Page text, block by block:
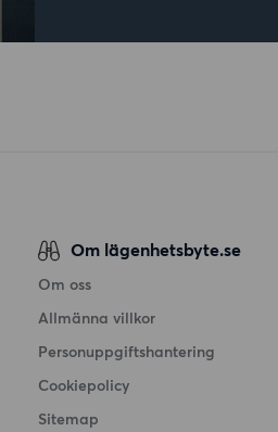
Om lägenhetsbyte.se
Om oss
Allmänna villkor
Personuppgiftshantering
Cookiepolicy
Sitemap